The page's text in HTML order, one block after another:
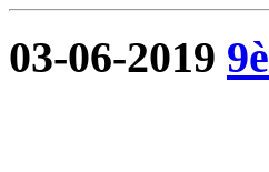
03-06-2019